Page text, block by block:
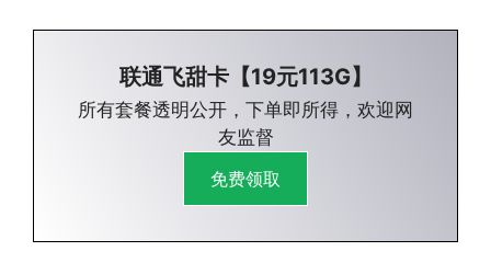
联通飞甜卡【19元113G】
所有套餐透明公开，下单即所得，欢迎网
友监督
免费领取